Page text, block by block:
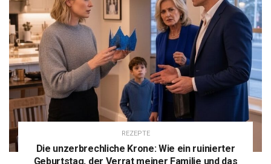
REZEPTE
Die unzerbrechliche Krone: Wie ein ruinierter
Geburtstag, der Verrat meiner Familie und das